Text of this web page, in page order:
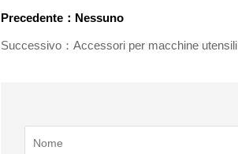
Precedente：Nessuno
Successivo：Accessori per macchine utensili